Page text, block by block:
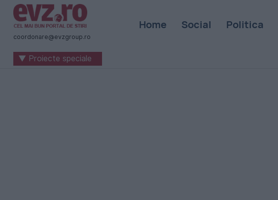
Știri
naționale
internaționale
coordonare@evzgroup.ro
Home Social Politica
▼ Proiecte speciale